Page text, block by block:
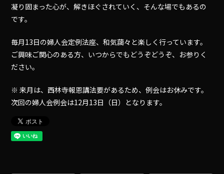
凝り固まった心が、解きほぐされていく、そんな場でもあるの
です。
毎月13日の婦人会定例法座、和気藹々と楽しく行っています。
ご興味ご関心のある方、いつからでもどうぞどうぞ、お参りく
ださい。
※ 来月は、西林寺報恩講法要があるため、例会はお休みです。
次回の婦人会例会は12月13日（日）となります。